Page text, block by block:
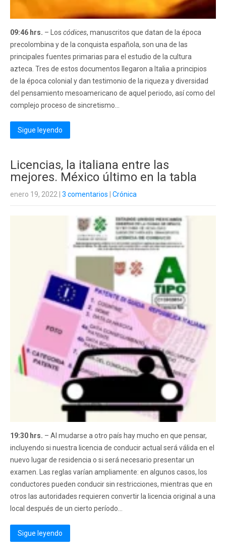
09:46 hrs. – Los códices, manuscritos que datan de la época
precolombina y de la conquista española, son una de las
principales fuentes primarias para el estudio de la cultura
azteca. Tres de estos documentos llegaron a Italia a principios
de la época colonial y dan testimonio de la riqueza y diversidad
del pensamiento mesoamericano de aquel periodo, así como del
complejo proceso de sincretismo...
Sigue leyendo
Licencias, la italiana entre las
mejores. México último en la tabla
enero 19, 2022 3 comentarios Crónica
19:30 hrs. – Al mudarse a otro país hay mucho en que pensar,
incluyendo si nuestra licencia de conducir actual será válida en el
nuevo lugar de residencia o si será necesario presentar un
examen. Las reglas varían ampliamente: en algunos casos, los
conductores pueden conducir sin restricciones, mientras que en
otros las autoridades requieren convertir la licencia original a una
local después de un cierto período...
Sigue leyendo